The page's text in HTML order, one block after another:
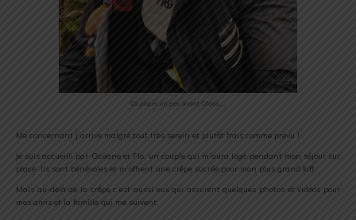
Ca pique. un peu avant Cilaos….
Me concernant j’arrive malgré tout très serein et plutôt frais comme prévu !
Je suis accueilli par Océane et Flo, un couple qui m’aura logé pendant mon séjour sur
place. Ils sont bénévoles et m’offrent une crêpe sucrée pour mon plus grand kiff.
Mais au-delà de la crêpe c’est aussi eux qui assurent quelques photos et vidéos pour
mes amis et la famille qui me suivent.